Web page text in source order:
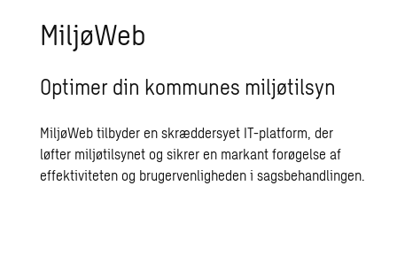
Mil­jøWeb
Optimer din kommunes miljøtilsyn
MiljøWeb tilbyder en skræddersyet IT-platform, der
løfter miljøtilsynet og sikrer en markant forøgelse af
effektiviteten og brugervenligheden i sagsbehandlingen.